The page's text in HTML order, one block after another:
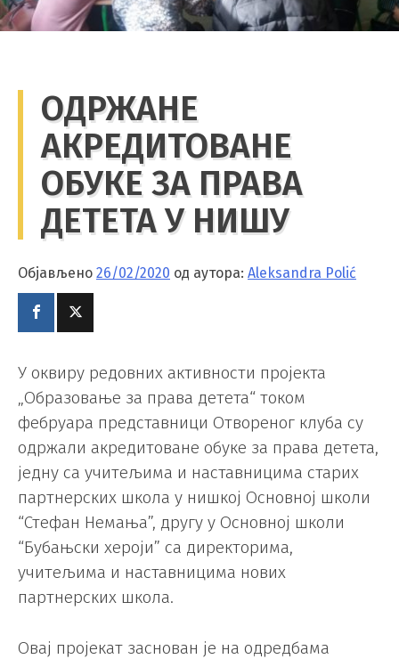
ОДРЖАНЕ
АКРЕДИТОВАНЕ
ОБУКЕ ЗА ПРАВА
ДЕТЕТА У НИШУ
Објављено 26/02/2020 од аутора: Aleksandra Polić
У оквиру редовних активности пројекта
„Образовање за права детета“ током
фебруара представници Отвореног клуба су
одржали акредитоване обуке за права детета,
једну са учитељима и наставницима старих
партнерских школа у нишкој Основној школи
“Стефан Немања”, другу у Основној школи
“Бубањски хероји” са директорима,
учитељима и наставницима нових
партнерских школа.
Овај пројекат заснован је на одредбама